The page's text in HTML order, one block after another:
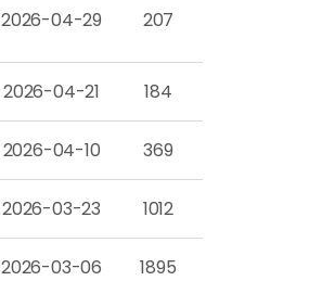
2026-04-29 207
2026-04-21 184
2026-04-10 369
2026-03-23 1012
2026-03-06 1895